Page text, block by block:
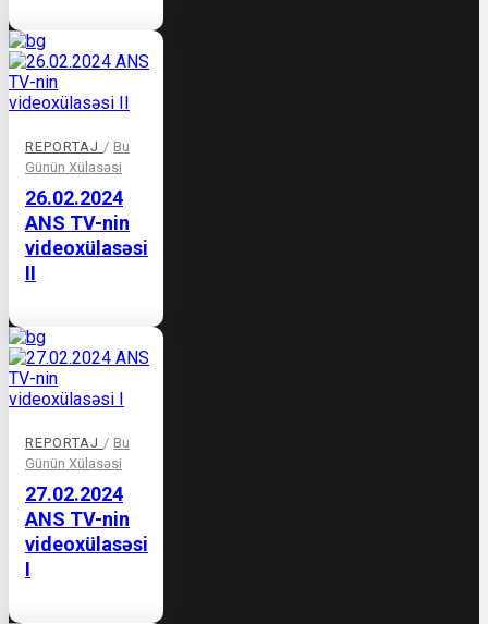
REPORTAJ / Bu
Günün Xülasəsi
26.02.2024
ANS TV-nin
videoxülasəsi
II
REPORTAJ / Bu
Günün Xülasəsi
27.02.2024
ANS TV-nin
videoxülasəsi
I